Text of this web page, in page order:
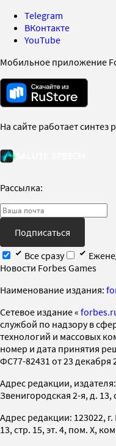
Telegram
ВКонтакте
YouTube
Мобильное приложение
На сайте работает синтез
Рассылка:
Подписаться
Все сразу
Новости Forbes Games
Наименование издания:
Cетевое издание «
службой по надзору в
технологий и массовых
номер и дата принятия
ФС77-82431 от 23 декабря
Адрес редакции,
Звенигородская 2-я, д. 13,
Адрес редакции: 123022,
13, стр. 15, эт. 4, пом. X,